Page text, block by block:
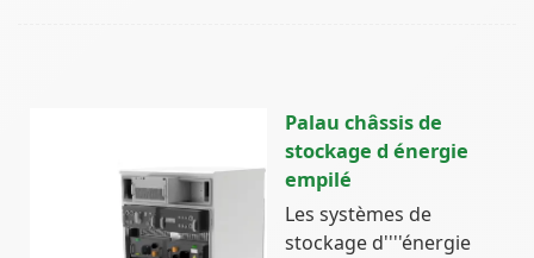
Palau châssis de
stockage d énergie
empilé
Les systèmes de
stockage d''''énergie